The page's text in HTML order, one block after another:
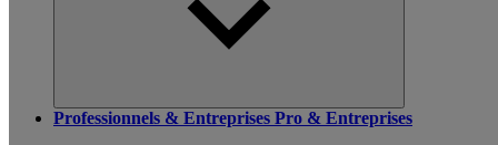
Professionnels & Entreprises Pro & Entreprises